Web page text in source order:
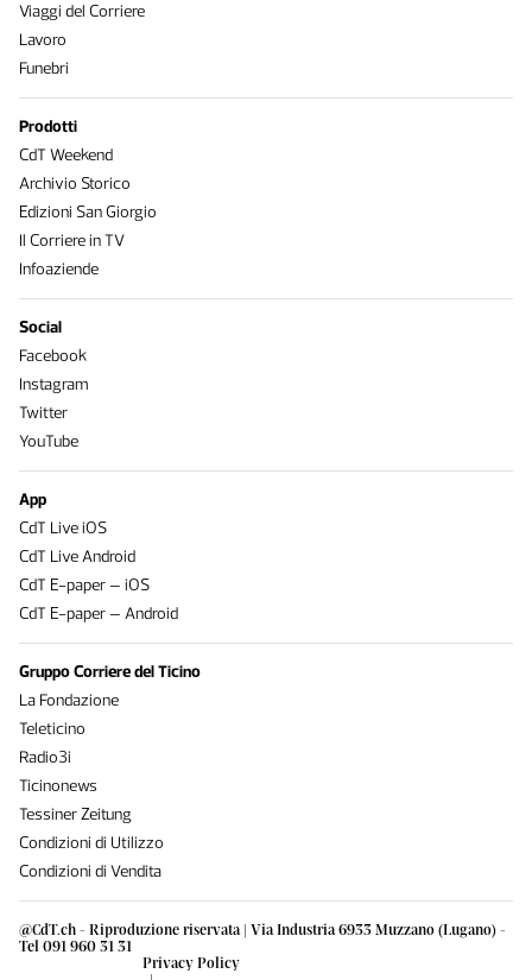
@CdT.ch - Riproduzione riservata | Via Industria 6933 Muzzano (Lugano) -
Tel 091 960 31 31
Privacy Policy
Viaggi del Corriere
Lavoro
Funebri
Prodotti
CdT Weekend
Archivio Storico
Edizioni San Giorgio
Il Corriere in TV
Infoaziende
Social
Facebook
Instagram
Twitter
YouTube
App
CdT Live iOS
CdT Live Android
CdT E-paper – iOS
CdT E-paper – Android
Gruppo Corriere del Ticino
La Fondazione
Teleticino
Radio3i
Ticinonews
Tessiner Zeitung
Condizioni di Utilizzo
Condizioni di Vendita